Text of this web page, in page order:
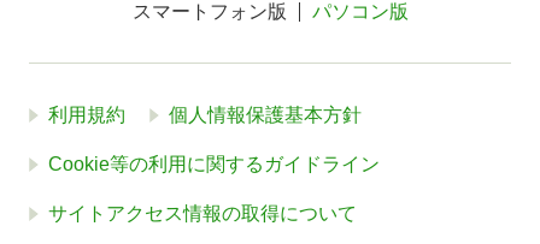
スマートフォン版 パソコン版
利用規約 個人情報保護基本方針
Cookie等の利用に関するガイドライン
サイトアクセス情報の取得について